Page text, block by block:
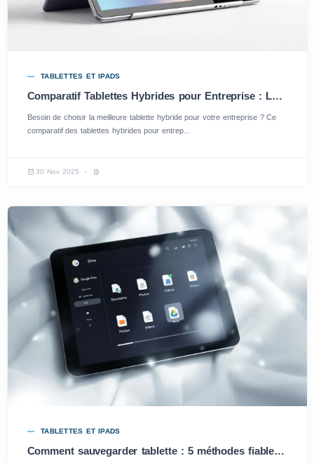
TABLETTES ET IPADS
Comparatif Tablettes Hybrides pour Entreprise : Les Meilleurs Choix 2025
Besoin de choisir la meilleure tablette hybride pour votre entreprise ? Ce
comparatif des tablettes hybrides pour entrep...
30 Nov 2025
TABLETTES ET IPADS
Comment sauvegarder tablette : 5 méthodes fiables pour 2026